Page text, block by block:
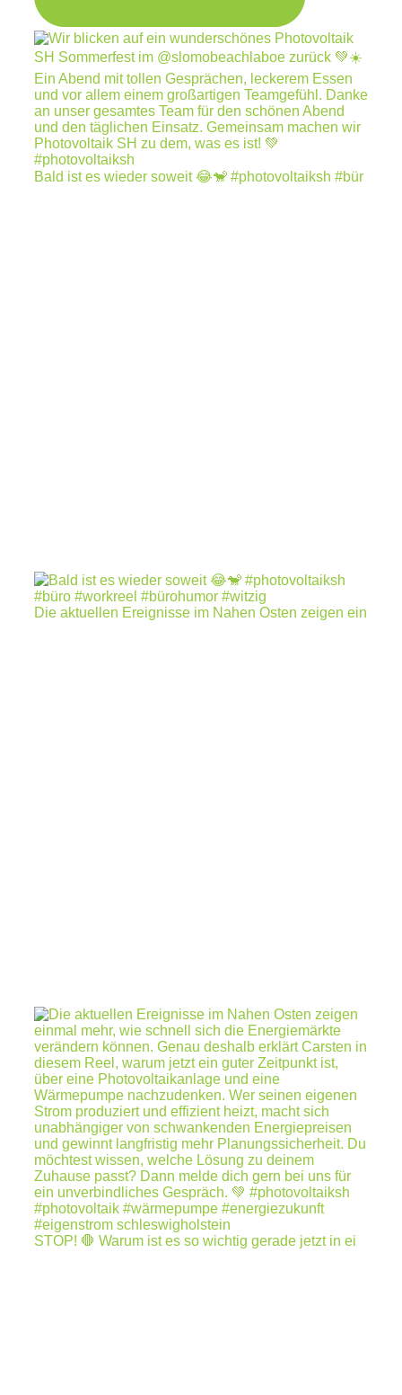
Bald ist es wieder soweit 😂🐒 #photovoltaiksh #bür
Die aktuellen Ereignisse im Nahen Osten zeigen ein
STOP! 🛑 Warum ist es so wichtig gerade jetzt in ei